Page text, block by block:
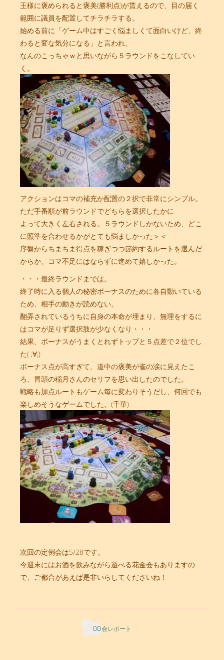
王様に褒められると褒美(勝利点)が貰えるので、目の届く
範囲に議員を配置してチラチラする。
始める前に「ゲーム中はすごく悩ましくて面白いけど、終
わると変な気分になる」と言われ、
なんのこっちゃｗと思いながら５ラウンドをこなしてい
く。
アクションはコマの補充か配置の２択で非常にシンプル。
ただ手番順が前ラウンドでどちらを選択したかに
よって大きく左右される。５ラウンドしかないため、どこ
に照準を合わせるかがとても悩ましかった＞＜
序盤からちまちま得点を稼ぎつつ節約するルートを選んだ
からか、コマ不足にはならずに進めて嬉しかった。
・・・最終ラウンドまでは。
終了時に入る個人の秘密ボーナスのために各自動いている
ため、相手の動きが読めない。
翻弄されているうちに自身の本命が埋まり、無理をするに
はコマが足りず選択肢が少なくなり・・・
結果、ボーナスがうまくとれずトップと５点差で２位でし
た( ;∀;)
ボーナス点が高すぎて、道中の褒美が雀の涙に見えたこ
ろ、冒頭の稲月さんのセリフを思い出したのでした。
戦略も加点ルートもゲーム毎に変わりそうだし、何回でも
楽しめそうなゲームでした。(千華)
次回の定例会は5/28です。
今週末にはお酒を飲みながら遊べる花金会もありますの
で、ご都合があえば是非いらしてくださいね！
OD会レポート